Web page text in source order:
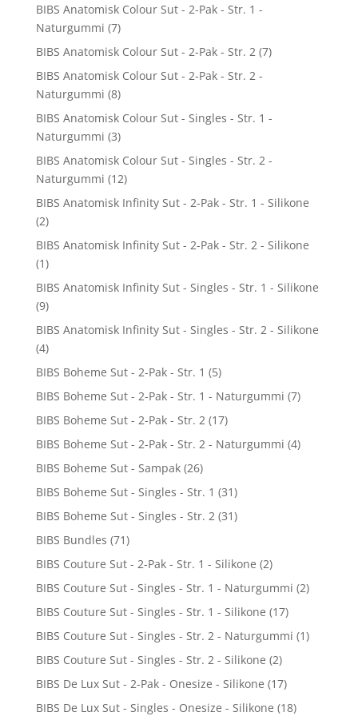
BIBS Anatomisk Colour Sut - 2-Pak - Str. 1 -
Naturgummi (7)
BIBS Anatomisk Colour Sut - 2-Pak - Str. 2 (7)
BIBS Anatomisk Colour Sut - 2-Pak - Str. 2 -
Naturgummi (8)
BIBS Anatomisk Colour Sut - Singles - Str. 1 -
Naturgummi (3)
BIBS Anatomisk Colour Sut - Singles - Str. 2 -
Naturgummi (12)
BIBS Anatomisk Infinity Sut - 2-Pak - Str. 1 - Silikone
(2)
BIBS Anatomisk Infinity Sut - 2-Pak - Str. 2 - Silikone
(1)
BIBS Anatomisk Infinity Sut - Singles - Str. 1 - Silikone
(9)
BIBS Anatomisk Infinity Sut - Singles - Str. 2 - Silikone
(4)
BIBS Boheme Sut - 2-Pak - Str. 1 (5)
BIBS Boheme Sut - 2-Pak - Str. 1 - Naturgummi (7)
BIBS Boheme Sut - 2-Pak - Str. 2 (17)
BIBS Boheme Sut - 2-Pak - Str. 2 - Naturgummi (4)
BIBS Boheme Sut - Sampak (26)
BIBS Boheme Sut - Singles - Str. 1 (31)
BIBS Boheme Sut - Singles - Str. 2 (31)
BIBS Bundles (71)
BIBS Couture Sut - 2-Pak - Str. 1 - Silikone (2)
BIBS Couture Sut - Singles - Str. 1 - Naturgummi (2)
BIBS Couture Sut - Singles - Str. 1 - Silikone (17)
BIBS Couture Sut - Singles - Str. 2 - Naturgummi (1)
BIBS Couture Sut - Singles - Str. 2 - Silikone (2)
BIBS De Lux Sut - 2-Pak - Onesize - Silikone (17)
BIBS De Lux Sut - Singles - Onesize - Silikone (18)